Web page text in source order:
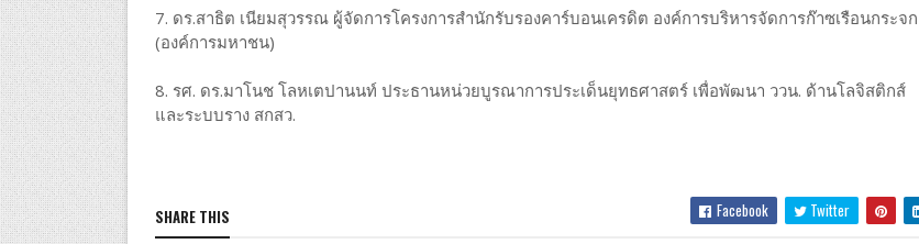
7. ดร.สาธิต เนียมสุวรรณ ผู้จัดการโครงการสำนักรับรองคาร์บอนเครดิต องค์การบริหารจัดการก๊าซเรือนกระจก
(องค์การมหาชน)
8. รศ. ดร.มาโนช โลหเตปานนท์ ประธานหน่วยบูรณาการประเด็นยุทธศาสตร์ เพื่อพัฒนา ววน. ด้านโลจิสติกส์
และระบบราง สกสว.
SHARE THIS Facebook Twitter